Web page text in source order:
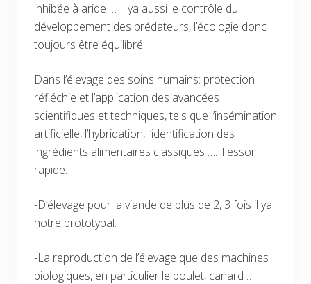
inhibée à aride … Il ya aussi le contrôle du
développement des prédateurs, l’écologie donc
toujours être équilibré.
Dans l’élevage des soins humains: protection
réfléchie et l’application des avancées
scientifiques et techniques, tels que l’insémination
artificielle, l’hybridation, l’identification des
ingrédients alimentaires classiques …. il essor
rapide:
-D’élevage pour la viande de plus de 2, 3 fois il ya
notre prototypal.
-La reproduction de l’élevage que des machines
biologiques, en particulier le poulet, canard …